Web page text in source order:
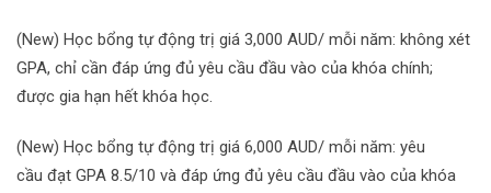
(New) Học bổng tự động trị giá 3,000 AUD/ mỗi năm: không xét
GPA, chỉ cần đáp ứng đủ yêu cầu đầu vào của khóa chính;
được gia hạn hết khóa học.
(New) Học bổng tự động trị giá 6,000 AUD/ mỗi năm: yêu
cầu đạt GPA 8.5/10 và đáp ứng đủ yêu cầu đầu vào của khóa